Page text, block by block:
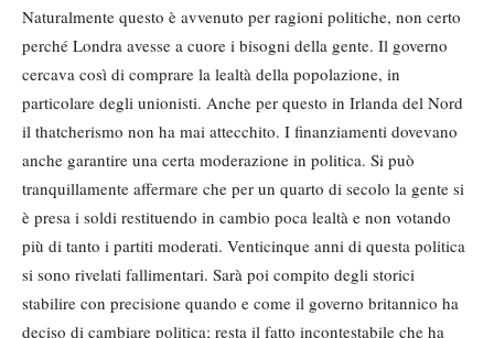
Naturalmente questo è avvenuto per ragioni politiche, non certo
perché Londra avesse a cuore i bisogni della gente. Il governo
cercava così di comprare la lealtà della popolazione, in
particolare degli unionisti. Anche per questo in Irlanda del Nord
il thatcherismo non ha mai attecchito. I finanziamenti dovevano
anche garantire una certa moderazione in politica. Si può
tranquillamente affermare che per un quarto di secolo la gente si
è presa i soldi restituendo in cambio poca lealtà e non votando
più di tanto i partiti moderati. Venticinque anni di questa politica
si sono rivelati fallimentari. Sarà poi compito degli storici
stabilire con precisione quando e come il governo britannico ha
deciso di cambiare politica; resta il fatto incontestabile che ha